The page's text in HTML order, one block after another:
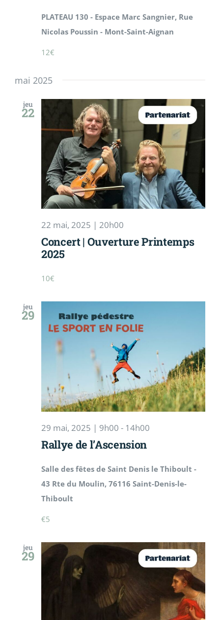
PLATEAU 130 - Espace Marc Sangnier, Rue
Nicolas Poussin - Mont-Saint-Aignan
12€
mai 2025
jeu
22
22 mai, 2025 | 20h00
Concert | Ouverture Printemps
2025
10€
jeu
29
29 mai, 2025 | 9h00 - 14h00
Rallye de l’Ascension
Salle des fêtes de Saint Denis le Thiboult -
43 Rte du Moulin, 76116 Saint-Denis-le-
Thiboult
€5
jeu
29